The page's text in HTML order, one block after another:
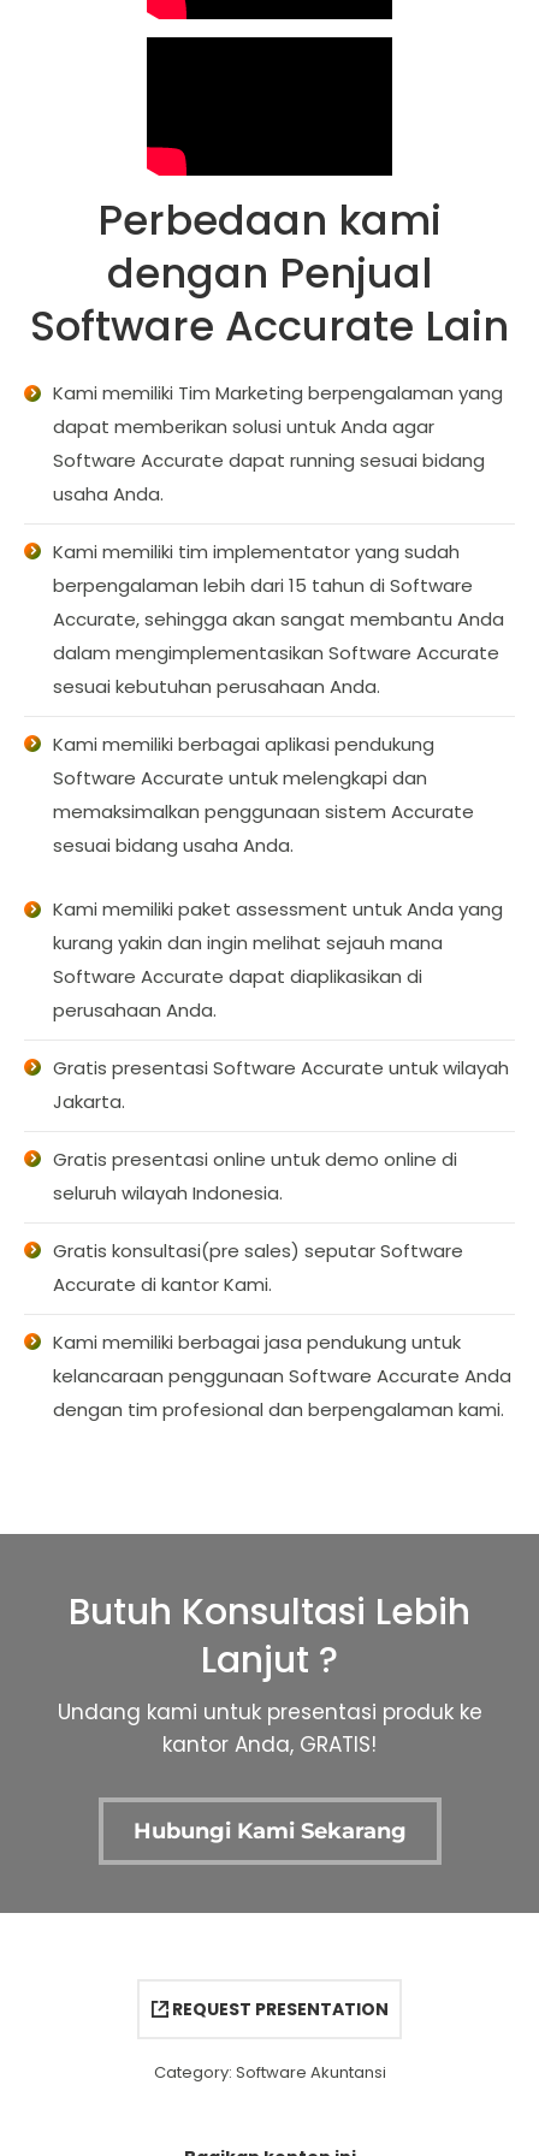
Perbedaan kami
dengan Penjual
Software Accurate Lain
Kami memiliki Tim Marketing berpengalaman yang
dapat memberikan solusi untuk Anda agar
Software Accurate dapat running sesuai bidang
usaha Anda.
Kami memiliki tim implementator yang sudah
berpengalaman lebih dari 15 tahun di Software
Accurate, sehingga akan sangat membantu Anda
dalam mengimplementasikan Software Accurate
sesuai kebutuhan perusahaan Anda.
Kami memiliki berbagai aplikasi pendukung
Software Accurate untuk melengkapi dan
memaksimalkan penggunaan sistem Accurate
sesuai bidang usaha Anda.
Kami memiliki paket assessment untuk Anda yang
kurang yakin dan ingin melihat sejauh mana
Software Accurate dapat diaplikasikan di
perusahaan Anda.
Gratis presentasi Software Accurate untuk wilayah
Jakarta.
Gratis presentasi online untuk demo online di
seluruh wilayah Indonesia.
Gratis konsultasi(pre sales) seputar Software
Accurate di kantor Kami.
Kami memiliki berbagai jasa pendukung untuk
kelancaraan penggunaan Software Accurate Anda
dengan tim profesional dan berpengalaman kami.
Butuh Konsultasi Lebih
Lanjut ?
Undang kami untuk presentasi produk ke
kantor Anda, GRATIS!
Hubungi Kami Sekarang
REQUEST PRESENTATION
Category: Software Akuntansi